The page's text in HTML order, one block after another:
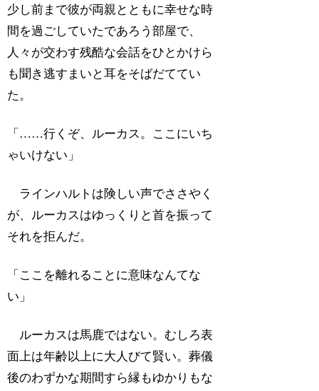
少し前まで彼が両親とともに幸せな時
間を過ごしていたであろう部屋で、
人々が交わす残酷な会話をひとかけら
も聞き逃すまいと耳をそばだててい
た。
「……行くぞ、ルーカス。ここにいち
ゃいけない」
ラインハルトは険しい声でささやく
が、ルーカスはゆっくりと首を振って
それを拒んだ。
「ここを離れることに意味なんてな
い」
ルーカスは馬鹿ではない。むしろ表
面上は年齢以上に大人びて賢い。葬儀
後のわずかな期間すら縁もゆかりもな